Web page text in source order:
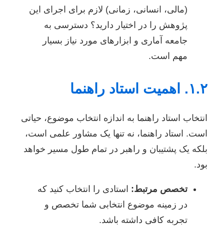
(مالی، انسانی، زمانی) لازم برای اجرای این
پژوهش را در اختیار دارید؟ دسترسی به
جامعه آماری و ابزارهای مورد نیاز بسیار
مهم است.
۱.۲. اهمیت استاد راهنما
انتخاب استاد راهنما به اندازه انتخاب موضوع، حیاتی
است. استاد راهنما، نه تنها یک مشاور علمی است،
بلکه یک پشتیبان و راهبر در تمام طول مسیر خواهد
بود.
تخصص مرتبط: استادی را انتخاب کنید که
در زمینه موضوع انتخابی شما تخصص و
تجربه کافی داشته باشد.